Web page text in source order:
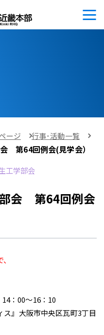
ージ 行事･活動一覧
第64回例会(見学会）
工学部会
会 第64回例会
：00～16：10
ス』大阪市中央区瓦町3丁目